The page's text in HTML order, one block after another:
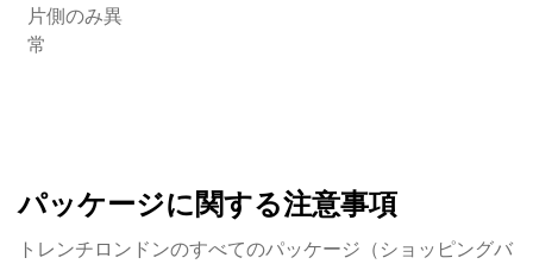
片側のみ異
常
パッケージに関する注意事項
トレンチロンドンのすべてのパッケージ（ショッピングバ